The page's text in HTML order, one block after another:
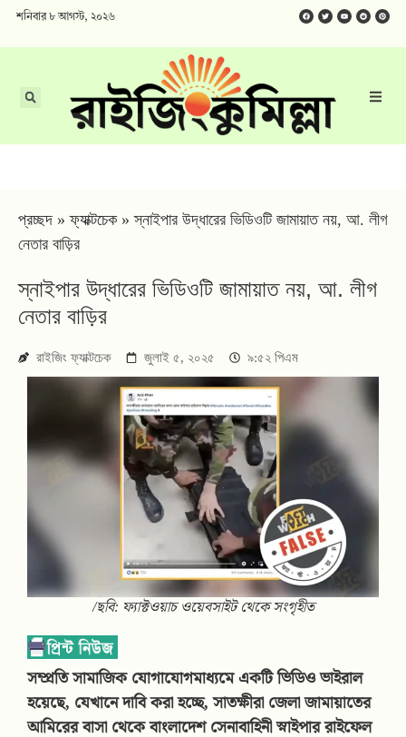
শনিবার ৮ আগস্ট, ২০২৬
প্রচ্ছদ »ফ্যাক্টচেক»স্নাইপার উদ্ধারের ভিডিওটি জামায়াত নয়, আ. লীগ
নেতার বাড়ির
স্নাইপার উদ্ধারের ভিডিওটি জামায়াত নয়, আ. লীগ
নেতার বাড়ির
রাইজিং ফ্যাক্টচেক জুলাই ৫, ২০২৫ ৯:৫২ পিএম
/ছবি: ফ্যাক্টওয়াচ ওয়েবসাইট থেকে সংগৃহীত
সম্প্রতি সামাজিক যোগাযোগমাধ্যমে একটি ভিডিও ভাইরাল
হয়েছে, যেখানে দাবি করা হচ্ছে, সাতক্ষীরা জেলা জামায়াতের
আমিরের বাসা থেকে বাংলাদেশ সেনাবাহিনী স্নাইপার রাইফেল